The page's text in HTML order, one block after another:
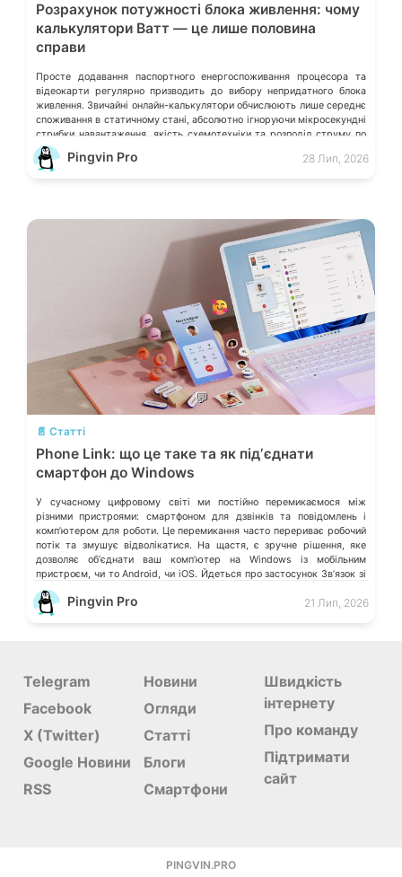
Розрахунок потужності блока живлення: чому
калькулятори Ватт — це лише половина
справи
Просте додавання паспортного енергоспоживання процесора та
відеокарти регулярно призводить до вибору непридатного блока
живлення. Звичайні онлайн-калькулятори обчислюють лише середнє
споживання в статичному стані, абсолютно ігноруючи мікросекундні
стрибки навантаження, якість схемотехніки та розподіл струму по
окремих лініях. Розберімо, які технічні параметри насправді
визначають надійність системи живлення та як правильно підібрати
Pingvin Pro 28 Лип, 2026
💬
📄 Статті
Phone Link: що це таке та як підʼєднати
смартфон до Windows
У сучасному цифровому світі ми постійно перемикаємося між
різними пристроями: смартфоном для дзвінків та повідомлень і
компʼютером для роботи. Це перемикання часто перериває робочий
потік та змушує відволікатися. На щастя, є зручне рішення, яке
дозволяє обʼєднати ваш компʼютер на Windows із мобільним
пристроєм, чи то Android, чи iOS. Йдеться про застосунок Звʼязок зі
смартфоном (Phone Link) від Microsoft, що перетворює ваш ПК на
своєрідний «міст» до функцій смартфона.
Pingvin Pro 21 Лип, 2026
Telegram
Facebook
X (Twitter)
Google Новини
RSS
Новини
Огляди
Статті
Блоги
Смартфони
Швидкість
інтернету
Про команду
Підтримати
сайт
PINGVIN.PRO